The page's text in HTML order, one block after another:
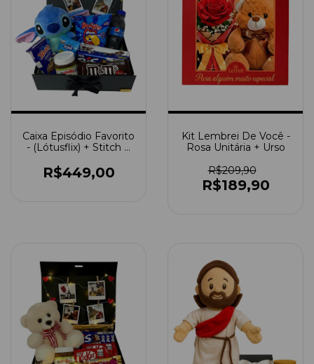
Caixa Episódio Favorito
- (Lótusflix) + Stitch +
R$449,00
Kit Lembrei De Você -
Rosa Unitária + Urso
R$209,90
R$189,90